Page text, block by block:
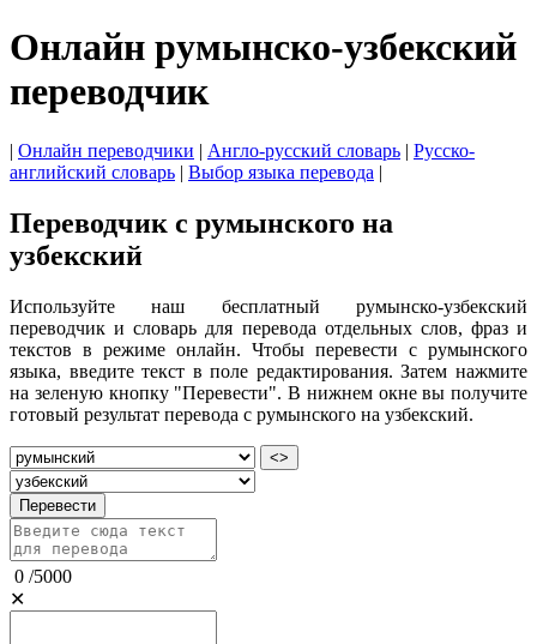
Онлайн румынско-узбекский
переводчик
| Онлайн переводчики | Англо-русский словарь | Русско-
английский словарь | Выбор языка перевода |
Переводчик с румынского на
узбекский
Используйте наш бесплатный румынско-узбекский
переводчик и словарь для перевода отдельных слов, фраз и
текстов в режиме онлайн. Чтобы перевести с румынского
языка, введите текст в поле редактирования. Затем нажмите
на зеленую кнопку "Перевести". В нижнем окне вы получите
готовый результат перевода с румынского на узбекский.
<>
Перевести
0 /5000
✕